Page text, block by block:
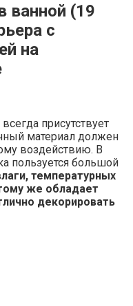
ванной (19
с
на
присутствует
материал должен
воздействию. В
пользуется большой
температурных
же обладает
декорировать